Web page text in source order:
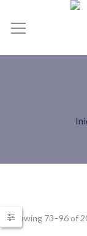
Showing 73–96 of